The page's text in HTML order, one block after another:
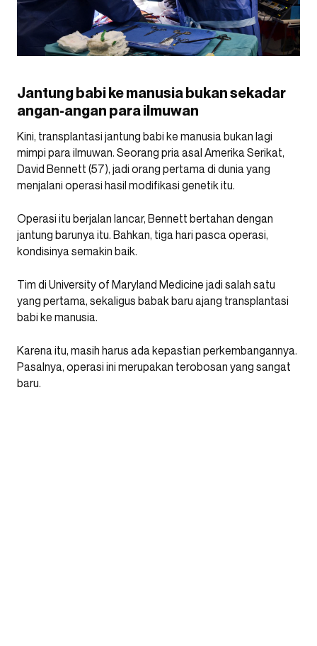
Jantung babi ke manusia bukan sekadar
angan-angan para ilmuwan
Kini, transplantasi jantung babi ke manusia bukan lagi
mimpi para ilmuwan. Seorang pria asal Amerika Serikat,
David Bennett (57), jadi orang pertama di dunia yang
menjalani operasi hasil modifikasi genetik itu.
Operasi itu berjalan lancar, Bennett bertahan dengan
jantung barunya itu. Bahkan, tiga hari pasca operasi,
kondisinya semakin baik.
Tim di University of Maryland Medicine jadi salah satu
yang pertama, sekaligus babak baru ajang transplantasi
babi ke manusia.
Karena itu, masih harus ada kepastian perkembangannya.
Pasalnya, operasi ini merupakan terobosan yang sangat
baru.